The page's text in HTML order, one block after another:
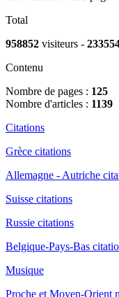
Total
958852 visiteurs -
Contenu
Nombre de pages : 125
Nombre d'articles : 1139
Citations
Grèce citations
Allemagne - Autriche
Suisse citations
Russie citations
Belgique-Pays-Bas
Musique
Proche et Moyen-Orient